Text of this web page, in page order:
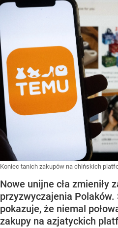
Koniec tanich zakupów na chińskich
Nowe unijne cła zmieniły
przyzwyczajenia Polaków.
pokazuje, że niemal
zakupy na azjatyckich